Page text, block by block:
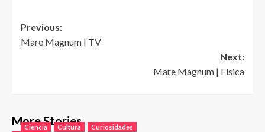
Post
navigation
Previous:
Mare Magnum | TV
Next:
Mare Magnum | Física
More Stories
Ciencia Cultura Curiosidades